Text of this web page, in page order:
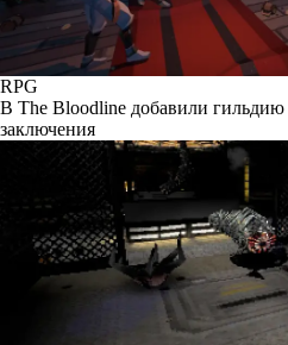
RPG
В The Bloodline добавили
заключения